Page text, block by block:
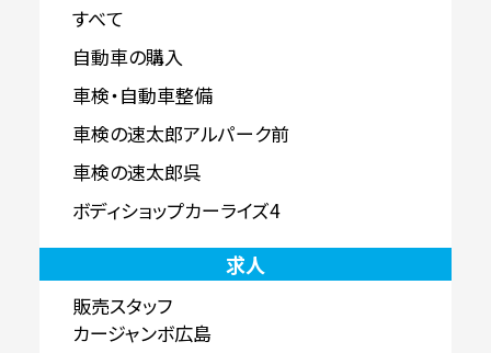
すべて
自動車の購入
車検・自動車整備
車検の速太郎アルパーク前
車検の速太郎呉
ボディショップカーライズ4
求人
販売スタッフ
カージャンボ広島